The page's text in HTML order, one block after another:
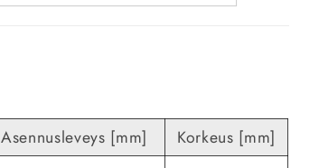
Asennusleveys [mm] Korkeus [mm]